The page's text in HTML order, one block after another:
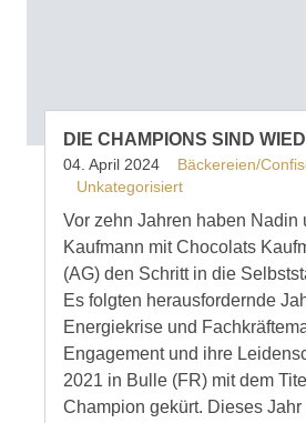
DIE CHAMPIONS SIND
04. April 2024
Bäckereien/
Unkategorisiert
Vor zehn Jahren haben Nadin
Kaufmann mit Chocolats
(AG) den Schritt in die
Es folgten herausfordernde
Energiekrise und
Engagement und ihre
2021 in Bulle (FR) mit dem
Champion gekürt. Dieses